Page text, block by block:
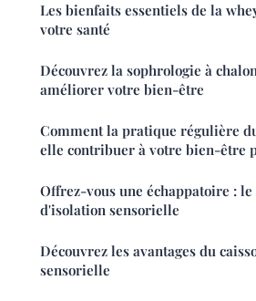
Les bienfaits essentiels de la
votre santé
Découvrez la sophrologie à
améliorer votre bien-être
Comment la pratique régulière
elle contribuer à votre bien-être
Offrez-vous une échappatoire : le
d'isolation sensorielle
Découvrez les avantages du
sensorielle